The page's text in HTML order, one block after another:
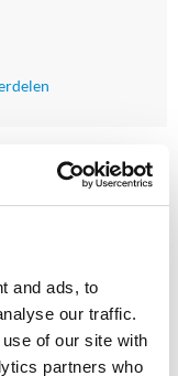
and ads, to
our traffic.
of our site with
partners who